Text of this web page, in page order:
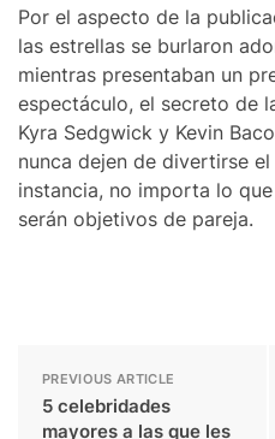
Por el aspecto de la
las estrellas se burlaron
mientras presentaban un
espectáculo, el secreto de
Kyra Sedgwick y Kevin
nunca dejen de divertirse
instancia, no importa lo
serán objetivos de pareja.
PREVIOUS ARTICLE
5 celebridades
mayores a las que les